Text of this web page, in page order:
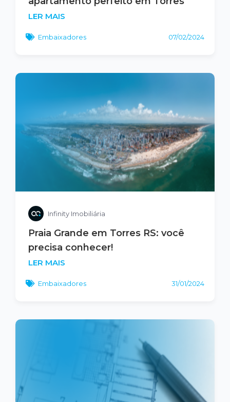
LER MAIS
Embaixadores 07/02/2024
Infinity Imobiliária
Praia Grande em Torres RS: você
precisa conhecer!
LER MAIS
Embaixadores 31/01/2024